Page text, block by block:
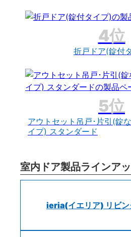
折戸ドア(錠付
アウトセット吊戸･片引(錠
イプ) スタンダード
室内ドア製品ラインア
ieria(イエリア) リビン